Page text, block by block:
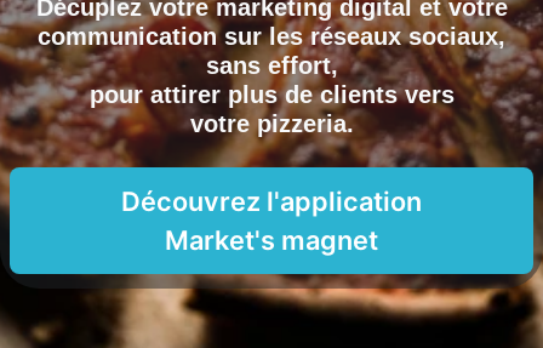
Décuplez votre marketing digital et votre
communication sur les réseaux sociaux,
sans effort,
pour attirer plus de clients vers
votre pizzeria.
Découvrez l'application
Market's magnet